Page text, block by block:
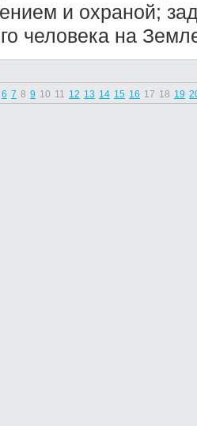
и охраной;
человека на
6 7 8 9 10 11 12 13 14 15 16 17 18 19